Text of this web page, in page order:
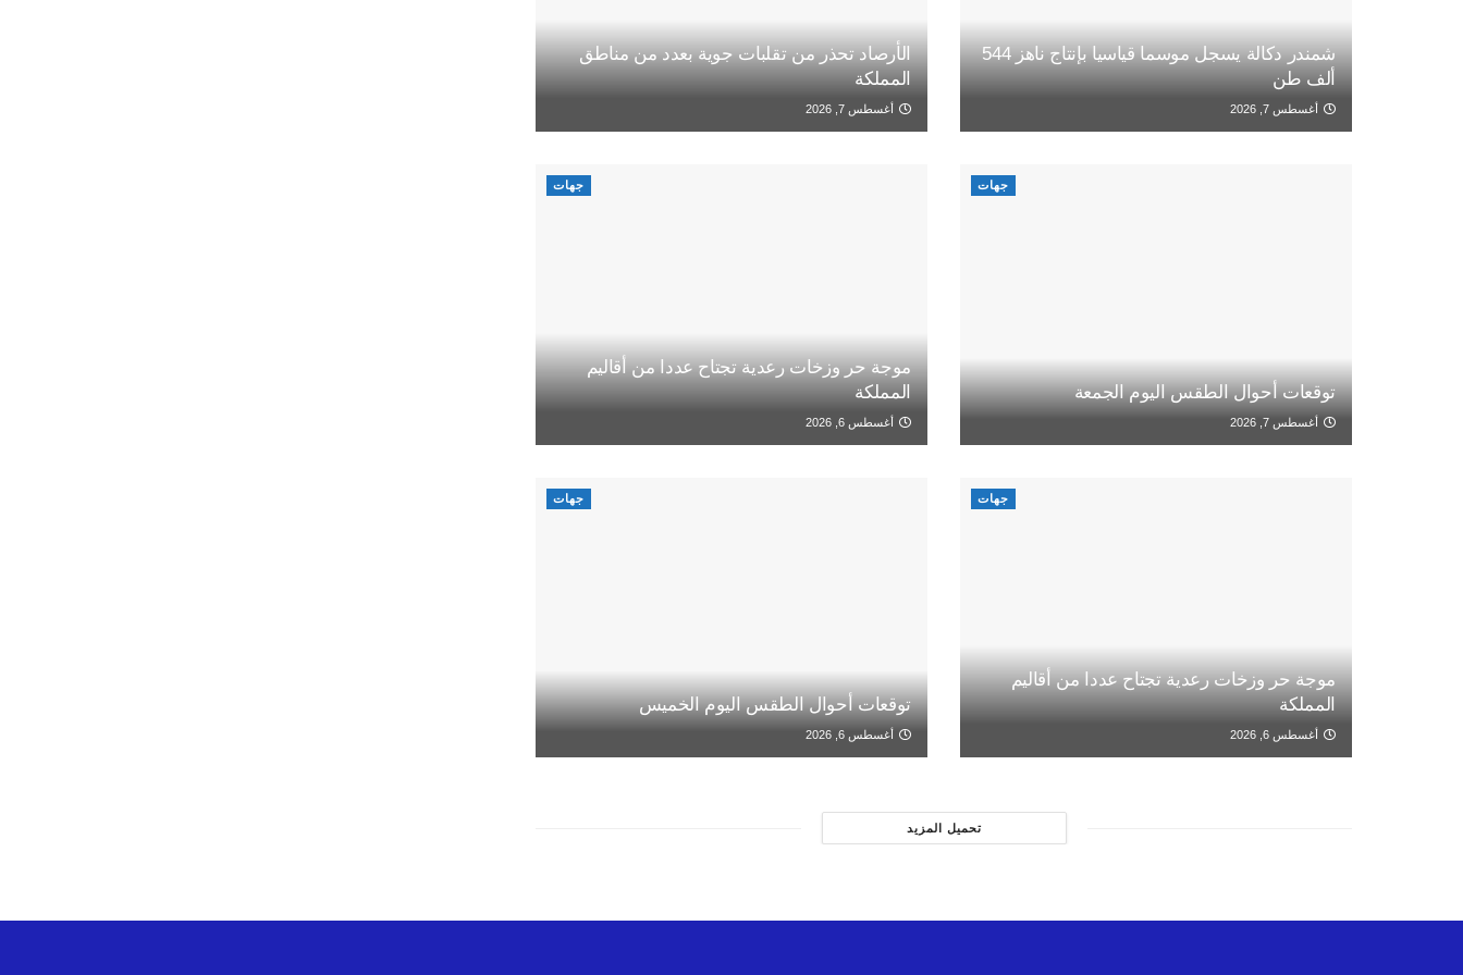
شمندر دكالة يسجل موسما قياسيا بإنتاج ناهز 544
ألف طن
أغسطس 7, 2026
الأرصاد تحذر من تقلبات جوية بعدد من مناطق
المملكة
أغسطس 7, 2026
جهات
توقعات أحوال الطقس اليوم الجمعة
أغسطس 7, 2026
جهات
موجة حر وزخات رعدية تجتاح عددا من أقاليم
المملكة
أغسطس 6, 2026
جهات
موجة حر وزخات رعدية تجتاح عددا من أقاليم
المملكة
أغسطس 6, 2026
جهات
توقعات أحوال الطقس اليوم الخميس
أغسطس 6, 2026
تحميل المزيد